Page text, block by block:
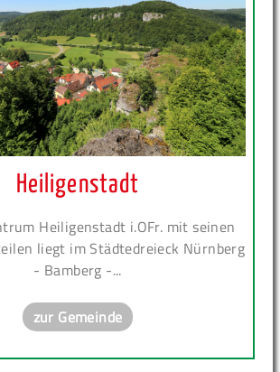
Heiligenstadt
Heiligenstadt i.OFr. mit seinen
liegt im Städtedreieck Nürnberg
- Bamberg -...
zur Gemeinde